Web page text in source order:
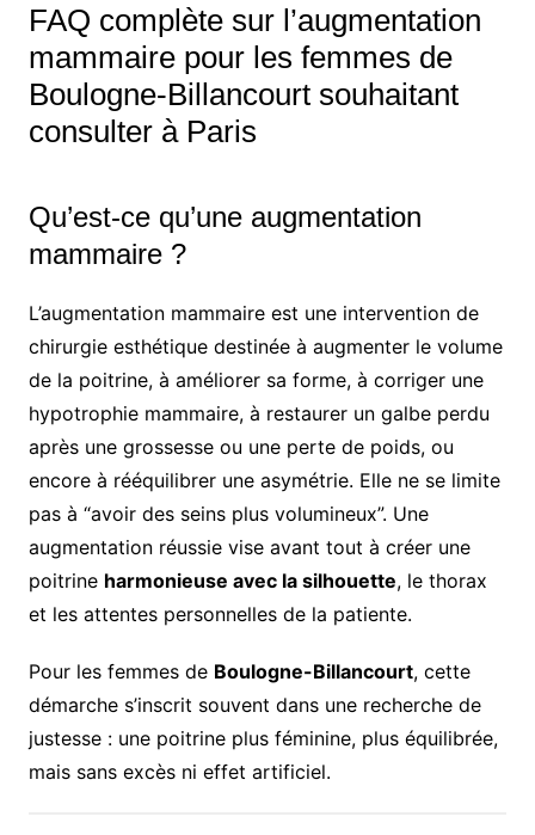
FAQ complète sur l’augmentation
mammaire pour les femmes de
Boulogne-Billancourt souhaitant
consulter à Paris
Qu’est-ce qu’une augmentation
mammaire ?
L’augmentation mammaire est une intervention de
chirurgie esthétique destinée à augmenter le volume
de la poitrine, à améliorer sa forme, à corriger une
hypotrophie mammaire, à restaurer un galbe perdu
après une grossesse ou une perte de poids, ou
encore à rééquilibrer une asymétrie. Elle ne se limite
pas à “avoir des seins plus volumineux”. Une
augmentation réussie vise avant tout à créer une
poitrine harmonieuse avec la silhouette, le thorax
et les attentes personnelles de la patiente.
Pour les femmes de Boulogne-Billancourt, cette
démarche s’inscrit souvent dans une recherche de
justesse : une poitrine plus féminine, plus équilibrée,
mais sans excès ni effet artificiel.